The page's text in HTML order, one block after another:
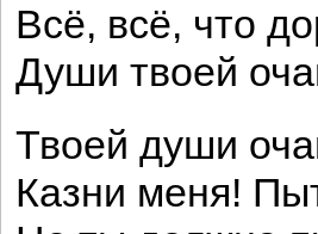
Всё, всё, что
Души твоей
Твоей души
Казни меня!